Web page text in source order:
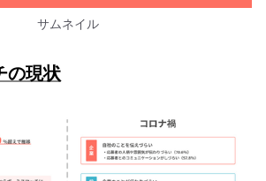
サムネイル
の現状